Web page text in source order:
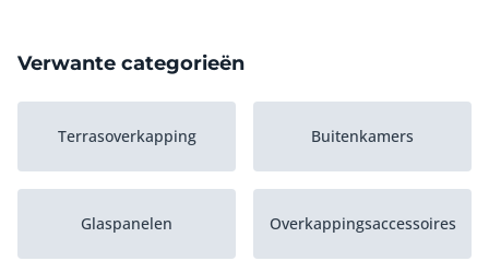
Verwante categorieën
Terrasoverkapping Buitenkamers
Glaspanelen Overkappingsaccessoires